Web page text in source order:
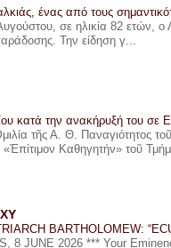
ένας από τους
σε ηλικία 82 ετών,
Την είδηση γ...
κατά την ανακήρυξή του σε
τῆς Α. Θ. Παναγιότητος
«Ἐπίτιμον Καθηγητήν» τοῦ
BARTHOLOMEW:
8 JUNE 2026 *** Your